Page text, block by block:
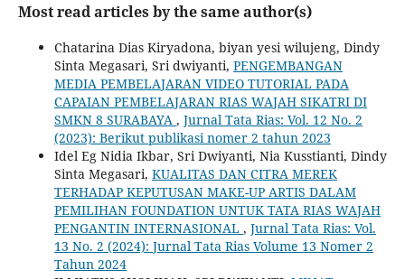
Most read articles by the same author(s)
Chatarina Dias Kiryadona, biyan yesi wilujeng, Dindy
Sinta Megasari, Sri dwiyanti, PENGEMBANGAN
MEDIA PEMBELAJARAN VIDEO TUTORIAL PADA
CAPAIAN PEMBELAJARAN RIAS WAJAH SIKATRI DI
SMKN 8 SURABAYA , Jurnal Tata Rias: Vol. 12 No. 2
(2023): Berikut publikasi nomer 2 tahun 2023
Idel Eg Nidia Ikbar, Sri Dwiyanti, Nia Kusstianti, Dindy
Sinta Megasari, KUALITAS DAN CITRA MEREK
TERHADAP KEPUTUSAN MAKE-UP ARTIS DALAM
PEMILIHAN FOUNDATION UNTUK TATA RIAS WAJAH
PENGANTIN INTERNASIONAL , Jurnal Tata Rias: Vol.
13 No. 2 (2024): Jurnal Tata Rias Volume 13 Nomer 2
Tahun 2024